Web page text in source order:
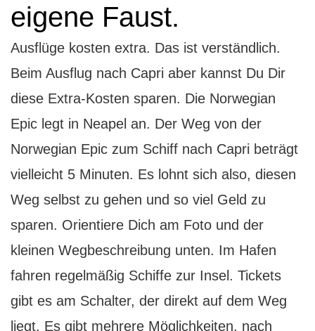
eigene Faust.
Ausflüge kosten extra. Das ist verständlich.
Beim Ausflug nach Capri aber kannst Du Dir
diese Extra-Kosten sparen. Die Norwegian
Epic legt in Neapel an. Der Weg von der
Norwegian Epic zum Schiff nach Capri beträgt
vielleicht 5 Minuten. Es lohnt sich also, diesen
Weg selbst zu gehen und so viel Geld zu
sparen. Orientiere Dich am Foto und der
kleinen Wegbeschreibung unten. Im Hafen
fahren regelmäßig Schiffe zur Insel. Tickets
gibt es am Schalter, der direkt auf dem Weg
liegt. Es gibt mehrere Möglichkeiten, nach